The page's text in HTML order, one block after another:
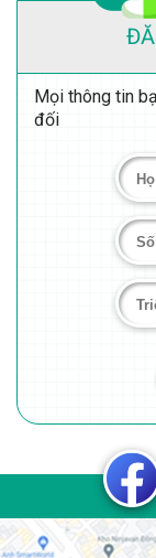
Mọi thông tin
đối